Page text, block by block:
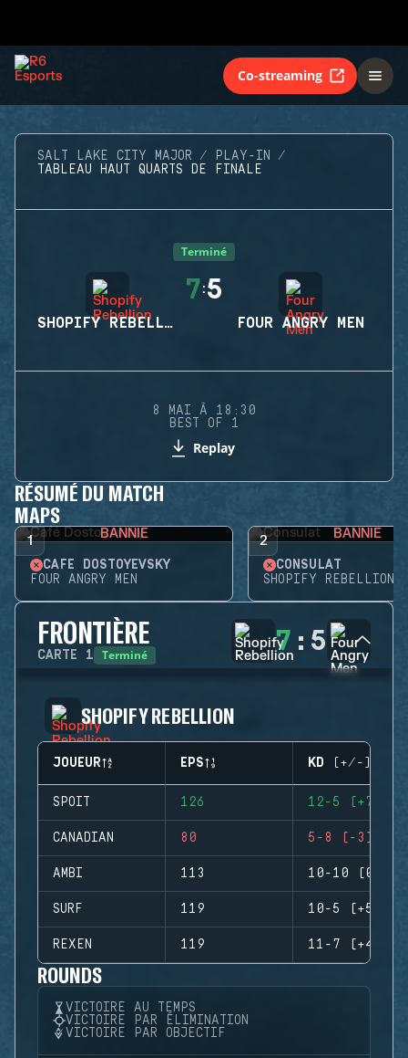
Co-streaming
SALT LAKE CITY MAJOR
PLAY-IN
TABLEAU HAUT QUARTS DE FINALE
Terminé
SHOPIFY REBELLION
7:5
FOUR ANGRY MEN
8 MAI À 18:30
BEST OF 1
Replay
RÉSUMÉ DU MATCH
MAPS
1 BANNIE
CAFÉ DOSTOYEVSKY
FOUR ANGRY MEN
2 BANNIE
CONSULAT
SHOPIFY REBELLION
FRONTIÈRE
CARTE 1 Terminé 7 : 5
SHOPIFY REBELLION
JOUEUR EPS KD (+/-)
SPOIT 126 12-5 (+7)
CANADIAN 80 5-8 (-3)
AMBI 113 10-10 (0)
SURF 119 10-5 (+5)
REXEN 119 11-7 (+4)
ROUNDS
VICTOIRE AU TEMPS
VICTOIRE PAR ÉLIMINATION
VICTOIRE PAR OBJECTIF